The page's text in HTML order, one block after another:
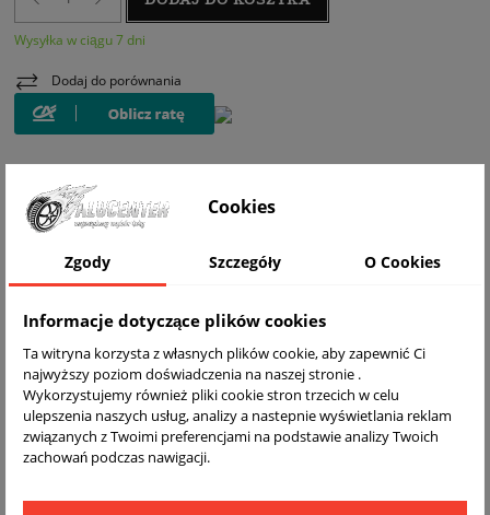
Wysyłka w ciągu 7 dni
Dodaj do porównania
WIZUALIZACJA NA AUCIE
WYSYŁKA
ZWROT
ZDJĘCIA
Cookies
Zgody Szczegóły O Cookies
Informacje dotyczące plików cookies
Ta witryna korzysta z własnych plików cookie, aby zapewnić Ci
najwyższy poziom doświadczenia na naszej stronie .
Wykorzystujemy również pliki cookie stron trzecich w celu
ulepszenia naszych usług, analizy a nastepnie wyświetlania reklam
związanych z Twoimi preferencjami na podstawie analizy Twoich
zachowań podczas nawigacji.